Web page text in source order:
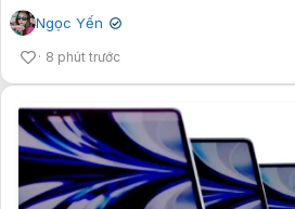
Ngọc Yến ✔
8 phút trước